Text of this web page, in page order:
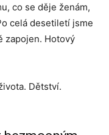
co se děje ženám,
celá desetiletí jsme
zapojen. Hotový
Dětství.